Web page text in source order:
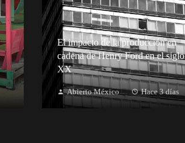
El impacto de la producción en
cadena de Henry Ford en el siglo
XX
Abierto México Hace 3 días